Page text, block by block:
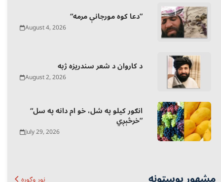
“دعا کوه مورجانې مرمه”
August 4, 2026
د کاروان د شعر سندریزه ژبه
August 2, 2026
“انګور کیلو په شل، خو ام دانه په سل
خرڅېږي”
July 29, 2026
نور وګوره